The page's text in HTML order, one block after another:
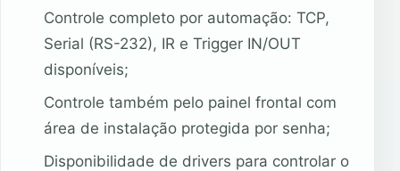
Controle completo por automação: TCP,
Serial (RS-232), IR e Trigger IN/OUT
disponíveis;
Controle também pelo painel frontal com
área de instalação protegida por senha;
Disponibilidade de drivers para controlar o